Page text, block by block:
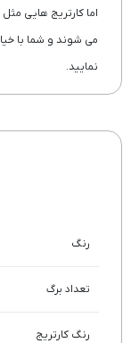
اما کارتریج هایی
می شوند و شما با
نمایید.
رنگ
تعداد برگ
رنگ کارتریج